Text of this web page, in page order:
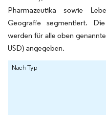
Pharmazeutika sowie
Geografie segmentiert.
werden für alle oben
USD) angegeben.
Nach Typ